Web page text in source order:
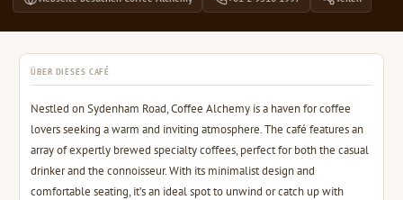
ÜBER DIESES CAFÉ
Nestled on Sydenham Road, Coffee Alchemy is a haven for coffee
lovers seeking a warm and inviting atmosphere. The café features an
array of expertly brewed specialty coffees, perfect for both the casual
drinker and the connoisseur. With its minimalist design and
comfortable seating, it’s an ideal spot to unwind or catch up with